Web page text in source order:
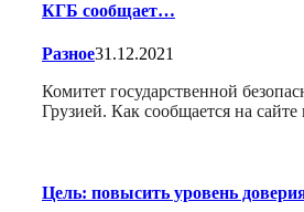
КГБ сообщает…
Разное31.12.2021
Комитет государственной
Грузией. Как сообщается на
Цель: повысить уровень